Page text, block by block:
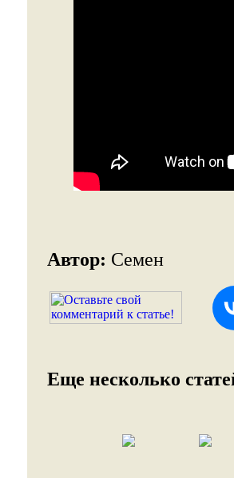
Автор: Семен
Еще несколько